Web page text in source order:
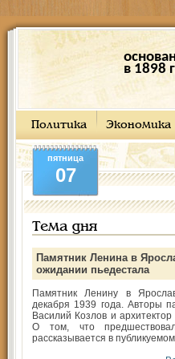
в 1898
Политика Экономика
пятница
07
Тема дня
Памятник Ленина в
ожидании пьедестала
Памятник Ленину в
декабря 1939 года. Авторы
Василий Козлов и
О том, что
рассказывается в